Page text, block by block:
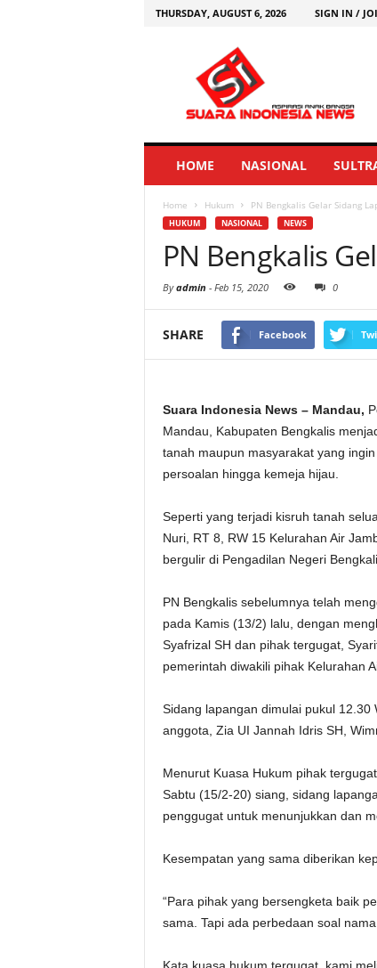
THURSDAY, AUGUST 6, 2026 SIGN IN /
HOME NASIONAL
Home Hukum PN Bengkalis Gelar Sidang
HUKUM NASIONAL NEWS
PN Bengkalis
Byadmin - Feb 15, 2020 0
SHARE Facebook
Suara Indonesia News – Mandau,
Mandau, Kabupaten Bengkalis
tanah maupun masyarakat yang
persoalan hingga kemeja hijau.
Seperti yang terjadi kisruh tanah
Nuri, RT 8, RW 15 Kelurahan Air
bergulir di Pengadilan Negeri
PN Bengkalis sebelumnya telah
pada Kamis (13/2) lalu, dengan
Syafrizal SH dan pihak tergugat,
pemerintah diwakili pihak Kelurahan
Sidang lapangan dimulai pukul 12.30
anggota, Zia UI Jannah Idris SH,
Menurut Kuasa Hukum pihak
Sabtu (15/2-20) siang, sidang
penggugat untuk menunjukkan dan
Kesempatan yang sama diberikan
“Para pihak yang bersengketa baik
sama. Tapi ada perbedaan soal